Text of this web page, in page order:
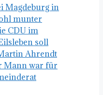
Magdeburg in
munter
CDU im
soll
Ahrendt
Mann war für